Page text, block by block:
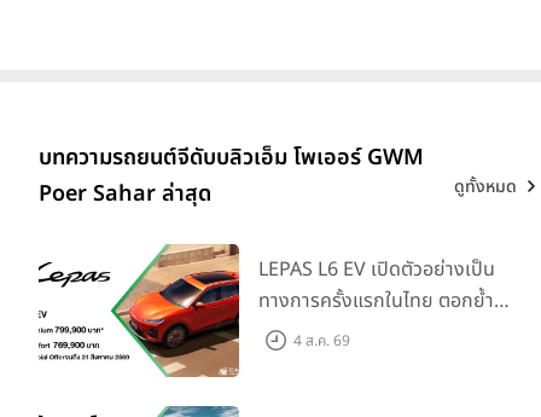
บทความรถยนต์จีดับบลิวเอ็ม โพเออร์ GWM
Poer Sahar ล่าสุด
ดูทั้งหมด
LEPAS L6 EV เปิดตัวอย่างเป็น
ทางการครั้งแรกในไทย ตอกย้ำ
วิสัยทัศน์ “Drive Your
4 ส.ค. 69